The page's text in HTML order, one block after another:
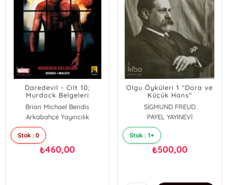
Daredevil - Cilt 10;
Murdock Belgeleri
Brian Michael Bendis
Arkabahçe Yayıncılık
Stok : 0
₺460,00
Olgu Öyküleri 1 "Dora ve
Küçük Hans"
SİGMUND FREUD
PAYEL YAYINEVİ
Stok : 1+
₺500,00